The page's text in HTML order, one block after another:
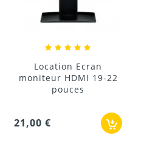
Location Ecran
moniteur HDMI 19-22
pouces
21,00 €